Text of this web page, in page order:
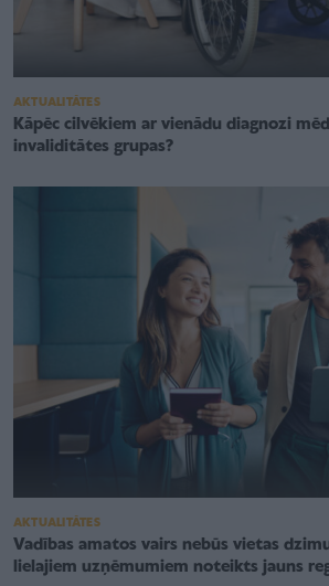
AKTUALITĀTES
Kāpēc cilvēkiem ar vienādu diagnozi
invaliditātes grupas?
AKTUALITĀTES
Vadības amatos vairs nebūs vietas
lielajiem uzņēmumiem noteikts jauns